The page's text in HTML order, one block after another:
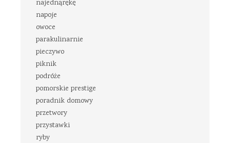
najednąrękę
napoje
owoce
parakulinarnie
pieczywo
piknik
podróże
pomorskie prestige
poradnik domowy
przetwory
przystawki
ryby